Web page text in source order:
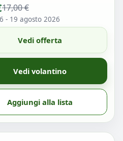
17,00 €
- 19 agosto 2026
Vedi offerta
Vedi volantino
Aggiungi alla lista